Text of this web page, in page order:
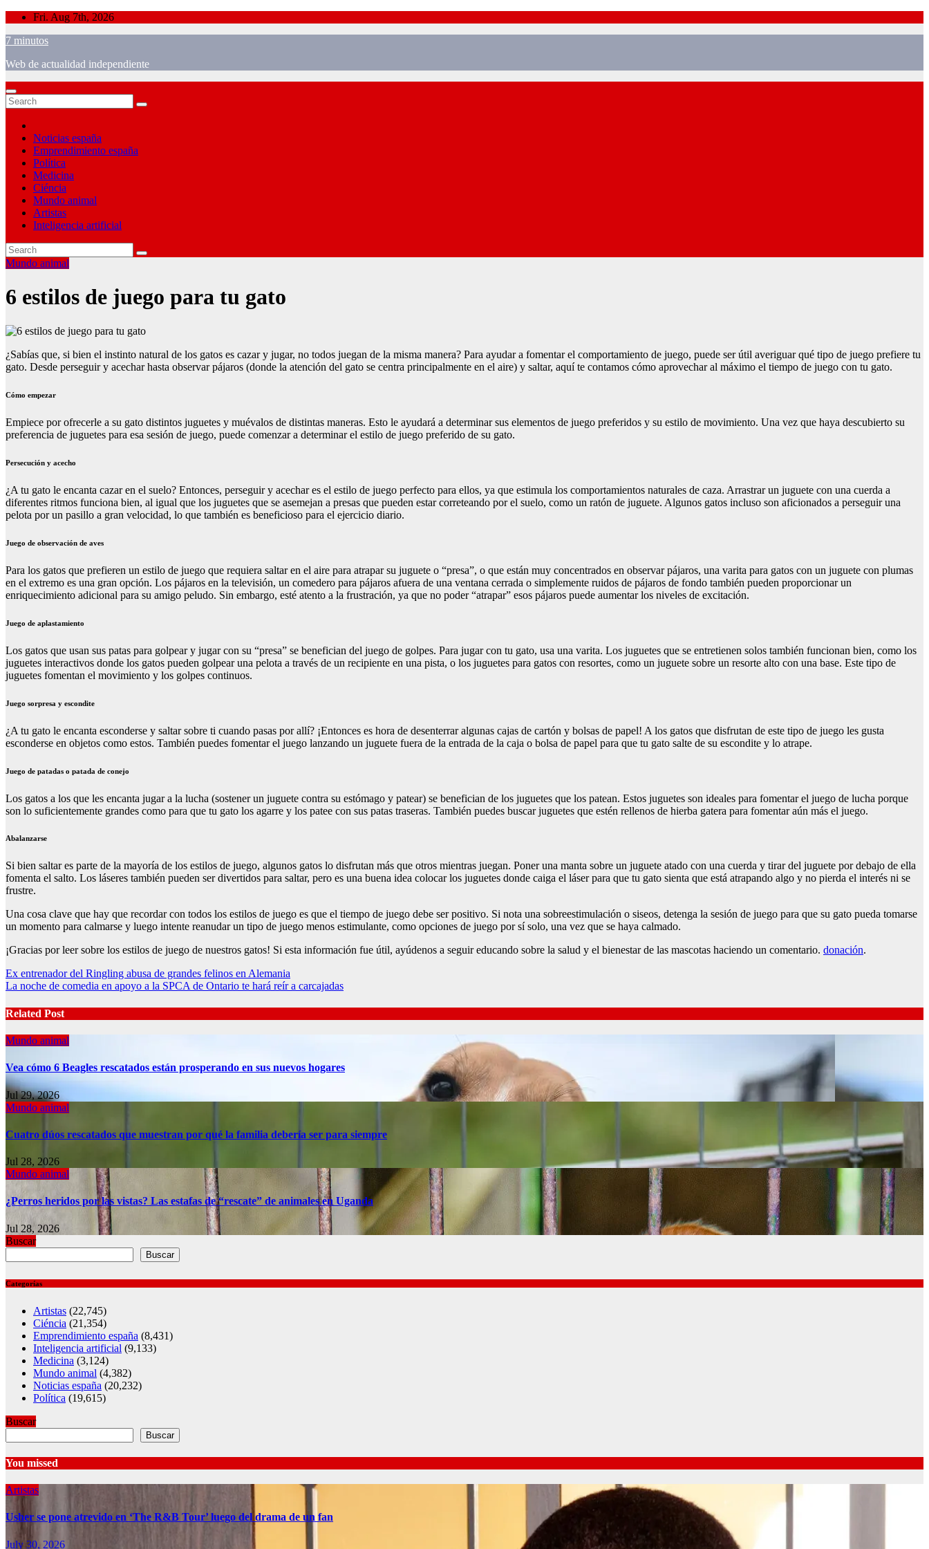
Skip
content
Fri. Aug 7th, 2026
7 minutos
Web de actualidad independiente
Noticias españa
Emprendimiento españa
Política
Medicina
Ciéncia
Mundo animal
Artistas
Inteligencia artificial
Mundo animal
6 estilos de juego para tu gato
¿Sabías que, si bien el instinto natural de los gatos es cazar y jugar, no todos juegan de la misma manera? Para ayudar a fomentar el comportamiento de juego, puede ser útil averiguar qué tipo de juego prefiere tu
gato. Desde perseguir y acechar hasta observar pájaros (donde la atención del gato se centra principalmente en el aire) y saltar, aquí te contamos cómo aprovechar al máximo el tiempo de juego con tu gato.
Cómo empezar
Empiece por ofrecerle a su gato distintos juguetes y muévalos de distintas maneras. Esto le ayudará a determinar sus elementos de juego preferidos y su estilo de movimiento. Una vez que haya descubierto su
preferencia de juguetes para esa sesión de juego, puede comenzar a determinar el estilo de juego preferido de su gato.
Persecución y acecho
¿A tu gato le encanta cazar en el suelo? Entonces, perseguir y acechar es el estilo de juego perfecto para ellos, ya que estimula los comportamientos naturales de caza. Arrastrar un juguete con una cuerda a
diferentes ritmos funciona bien, al igual que los juguetes que se asemejan a presas que pueden estar correteando por el suelo, como un ratón de juguete. Algunos gatos incluso son aficionados a perseguir una
pelota por un pasillo a gran velocidad, lo que también es beneficioso para el ejercicio diario.
Juego de observación de aves
Para los gatos que prefieren un estilo de juego que requiera saltar en el aire para atrapar su juguete o “presa”, o que están muy concentrados en observar pájaros, una varita para gatos con un juguete con plumas
en el extremo es una gran opción. Los pájaros en la televisión, un comedero para pájaros afuera de una ventana cerrada o simplemente ruidos de pájaros de fondo también pueden proporcionar un
enriquecimiento adicional para su amigo peludo. Sin embargo, esté atento a la frustración, ya que no poder “atrapar” esos pájaros puede aumentar los niveles de excitación.
Juego de aplastamiento
Los gatos que usan sus patas para golpear y jugar con su “presa” se benefician del juego de golpes. Para jugar con tu gato, usa una varita. Los juguetes que se entretienen solos también funcionan bien, como los
juguetes interactivos donde los gatos pueden golpear una pelota a través de un recipiente en una pista, o los juguetes para gatos con resortes, como un juguete sobre un resorte alto con una base. Este tipo de
juguetes fomentan el movimiento y los golpes continuos.
Juego sorpresa y escondite
¿A tu gato le encanta esconderse y saltar sobre ti cuando pasas por allí? ¡Entonces es hora de desenterrar algunas cajas de cartón y bolsas de papel! A los gatos que disfrutan de este tipo de juego les gusta
esconderse en objetos como estos. También puedes fomentar el juego lanzando un juguete fuera de la entrada de la caja o bolsa de papel para que tu gato salte de su escondite y lo atrape.
Juego de patadas o patada de conejo
Los gatos a los que les encanta jugar a la lucha (sostener un juguete contra su estómago y patear) se benefician de los juguetes que los patean. Estos juguetes son ideales para fomentar el juego de lucha porque
son lo suficientemente grandes como para que tu gato los agarre y los patee con sus patas traseras. También puedes buscar juguetes que estén rellenos de hierba gatera para fomentar aún más el juego.
Abalanzarse
Si bien saltar es parte de la mayoría de los estilos de juego, algunos gatos lo disfrutan más que otros mientras juegan. Poner una manta sobre un juguete atado con una cuerda y tirar del juguete por debajo de ella
fomenta el salto. Los láseres también pueden ser divertidos para saltar, pero es una buena idea colocar los juguetes donde caiga el láser para que tu gato sienta que está atrapando algo y no pierda el interés ni se
frustre.
Una cosa clave que hay que recordar con todos los estilos de juego es que el tiempo de juego debe ser positivo. Si nota una sobreestimulación o siseos, detenga la sesión de juego para que su gato pueda tomarse
un momento para calmarse y luego intente reanudar un tipo de juego menos estimulante, como opciones de juego por sí solo, una vez que se haya calmado.
¡Gracias por leer sobre los estilos de juego de nuestros gatos! Si esta información fue útil, ayúdenos a seguir educando sobre la salud y el bienestar de las mascotas haciendo un comentario. donación.
Post
navigation
Ex entrenador del Ringling abusa de grandes felinos en Alemania
La noche de comedia en apoyo a la SPCA de Ontario te hará reír a carcajadas
Related Post
Mundo animal
Vea cómo 6 Beagles rescatados están prosperando en sus nuevos hogares
Jul 29, 2026
Mundo animal
Cuatro dúos rescatados que muestran por qué la familia debería ser para siempre
Jul 28, 2026
Mundo animal
¿Perros heridos por las vistas? Las estafas de “rescate” de animales en Uganda
Jul 28, 2026
Buscar
Buscar
Categorías
Artistas (22,745)
Ciéncia (21,354)
Emprendimiento españa (8,431)
Inteligencia artificial (9,133)
Medicina (3,124)
Mundo animal (4,382)
Noticias españa (20,232)
Política (19,615)
Buscar
Buscar
You missed
Artistas
Usher se pone atrevido en ‘The R&B Tour’ luego del drama de un fan
July 30, 2026